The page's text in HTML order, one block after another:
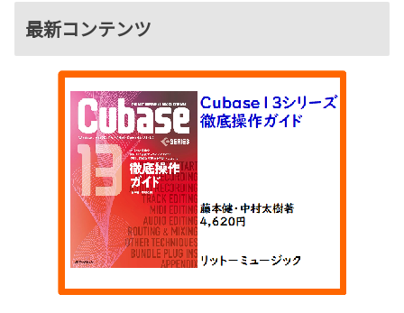
最新コンテンツ